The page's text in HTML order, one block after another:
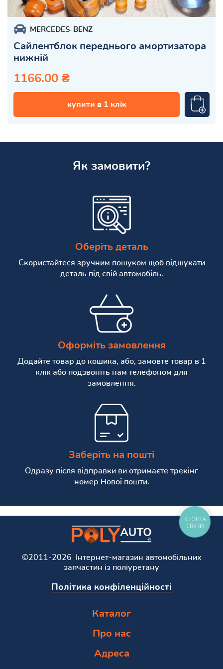
MERCEDES-BENZ
Сайлентблок переднього амортизатора
нижній
1166.00 ₴
купити в 1 клік
Як замовити?
Оберіть деталь
Скористайтеся зручним пошуком щоб відшукати
деталь під свій автомобіль.
Оформіть замовлення
Додайте товар до кошика, або, замовте товар в 1
клік або подзвоніть нам телефоном для
замовлення.
Заберіть на пошті
Одразу після відправки ви отримаєте трекінг
номер Нової пошти.
©2011-2026 Інтернет-магазин автомобільних
запчастин із поліуретану
Політика конфіленційності
Каталог
Про нас
Адреса
КНОПКА
СВЯЗИ